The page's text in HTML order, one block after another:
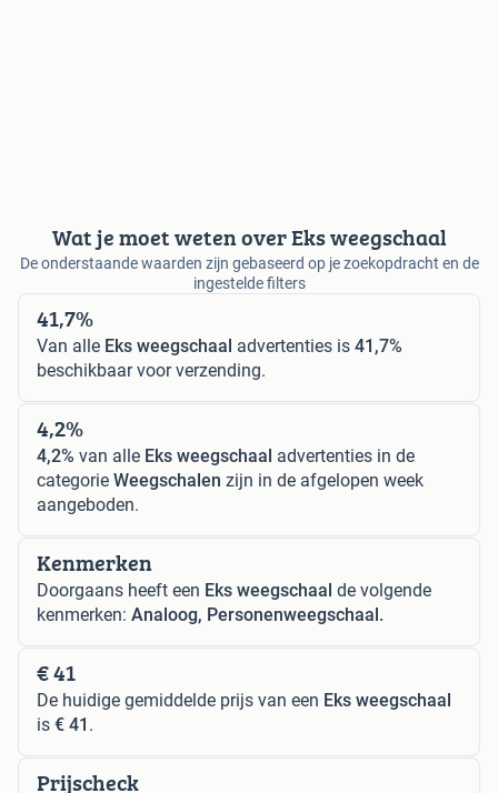
Wat je moet weten over Eks weegschaal
De onderstaande waarden zijn gebaseerd op je zoekopdracht en de
ingestelde filters
41,7%
Van alle Eks weegschaal advertenties is 41,7%
beschikbaar voor verzending.
4,2%
4,2% van alle Eks weegschaal advertenties in de
categorie Weegschalen zijn in de afgelopen week
aangeboden.
Kenmerken
Doorgaans heeft een Eks weegschaal de volgende
kenmerken: Analoog, Personenweegschaal.
€ 41
De huidige gemiddelde prijs van een Eks weegschaal
is € 41 .
Prijscheck